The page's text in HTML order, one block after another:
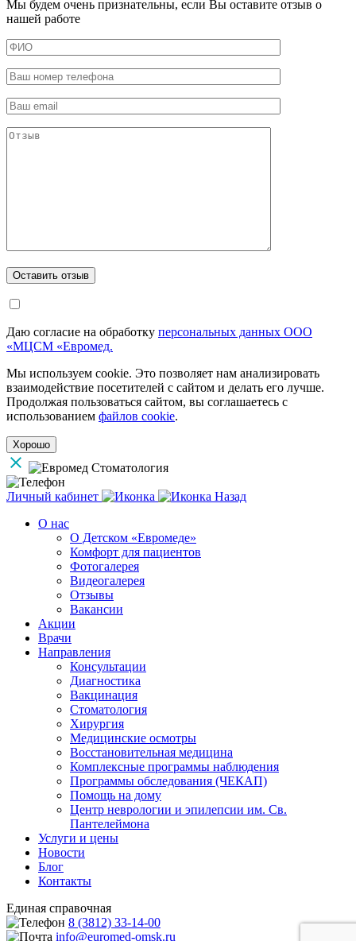
Мы будем очень признательны, если Вы оставите отзыв о
нашей работе
Даю согласие на обработку персональных данных ООО
«МЦСМ «Евромед.
Мы используем cookie. Это позволяет нам анализировать
взаимодействие посетителей с сайтом и делать его лучше.
Продолжая пользоваться сайтом, вы соглашаетесь с
использованием файлов cookie.
Хорошо
Личный кабинет
Назад
О нас
О Детском «Евромеде»
Комфорт для пациентов
Фотогалерея
Видеогалерея
Отзывы
Вакансии
Акции
Врачи
Направления
Консультации
Диагностика
Вакцинация
Стоматология
Хирургия
Медицинские осмотры
Восстановительная медицина
Комплексные программы наблюдения
Программы обследования (ЧЕКАП)
Помощь на дому
Центр неврологии и эпилепсии им. Св.
Пантелеймона
Услуги и цены
Новости
Блог
Контакты
Единая справочная
8 (3812) 33-14-00
info@euromed-omsk.ru